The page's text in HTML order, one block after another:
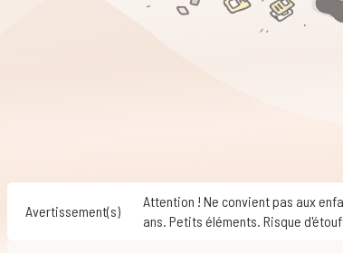
Avertissement(s)
Attention ! Ne convient pas aux enfants de moins de 3
ans. Petits éléments. Risque